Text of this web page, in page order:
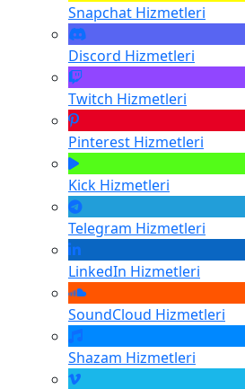
Snapchat Hizmetleri
Discord Hizmetleri
Twitch Hizmetleri
Pinterest Hizmetleri
Kick Hizmetleri
Telegram Hizmetleri
LinkedIn Hizmetleri
SoundCloud Hizmetleri
Shazam Hizmetleri